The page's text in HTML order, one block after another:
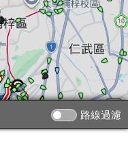
路線過濾